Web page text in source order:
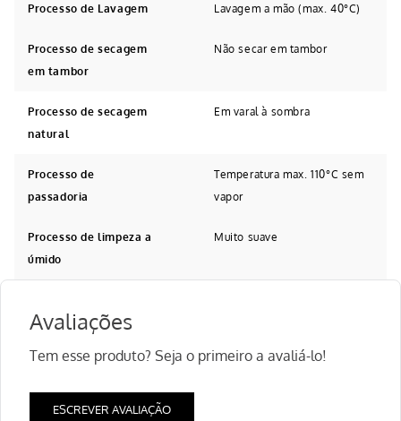
Processo de Lavagem Lavagem a mão (max. 40°C)
Processo de secagem
em tambor
Não secar em tambor
Processo de secagem
natural
Em varal à sombra
Processo de
passadoria
Temperatura max. 110°C sem
vapor
Processo de limpeza a
úmido
Muito suave
Avaliações
Tem esse produto? Seja o primeiro a avaliá-lo!
ESCREVER AVALIAÇÃO